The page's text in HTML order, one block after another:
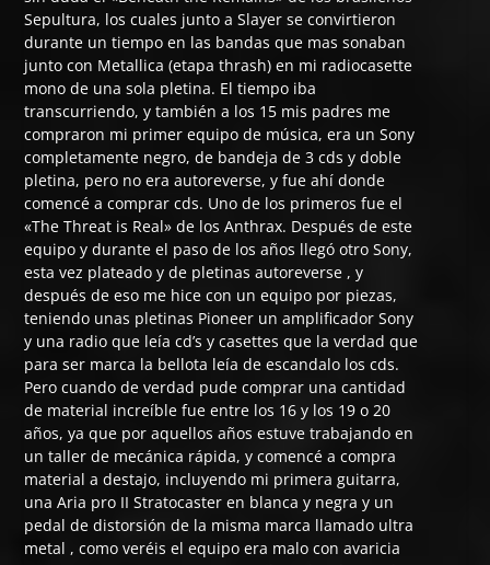
Sepultura, los cuales junto a Slayer se convirtieron
durante un tiempo en las bandas que mas sonaban
junto con Metallica (etapa thrash) en mi radiocasette
mono de una sola pletina. El tiempo iba
transcurriendo, y también a los 15 mis padres me
compraron mi primer equipo de música, era un Sony
completamente negro, de bandeja de 3 cds y doble
pletina, pero no era autoreverse, y fue ahí donde
comencé a comprar cds. Uno de los primeros fue el
«The Threat is Real» de los Anthrax. Después de este
equipo y durante el paso de los años llegó otro Sony,
esta vez plateado y de pletinas autoreverse , y
después de eso me hice con un equipo por piezas,
teniendo unas pletinas Pioneer un amplificador Sony
y una radio que leía cd’s y casettes que la verdad que
para ser marca la bellota leía de escandalo los cds.
Pero cuando de verdad pude comprar una cantidad
de material increíble fue entre los 16 y los 19 o 20
años, ya que por aquellos años estuve trabajando en
un taller de mecánica rápida, y comencé a compra
material a destajo, incluyendo mi primera guitarra,
una Aria pro II Stratocaster en blanca y negra y un
pedal de distorsión de la misma marca llamado ultra
metal , como veréis el equipo era malo con avaricia